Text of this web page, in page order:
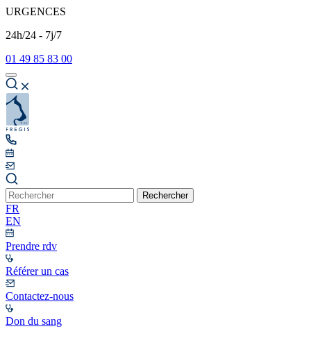
URGENCES
24h/24 - 7j/7
01 49 85 83 00
Rechercher
FR
EN
Prendre rdv
Référer un cas
Contactez-nous
Don du sang